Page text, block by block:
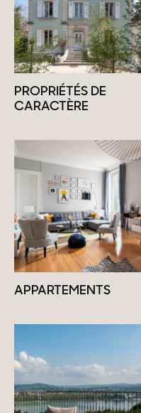
PROPRIÉTÉS DE
CARACTÈRE
APPARTEMENTS